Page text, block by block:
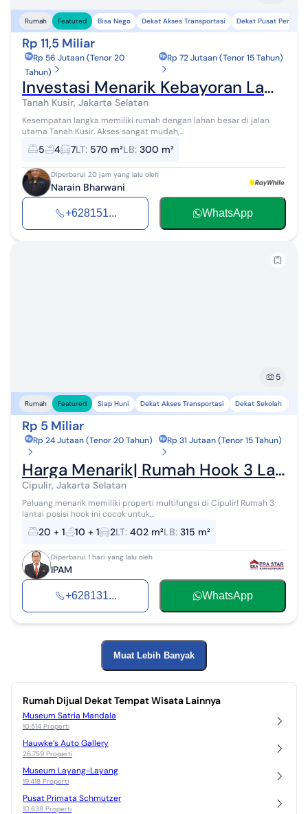
Rumah Featured Bisa Nego Dekat Akses Transportasi Dekat Pusat
Rp 11,5 Miliar
Rp 56 Jutaan (Tenor 20
Tahun)
Rp 72 Jutaan (Tenor 15 Tahun)
Investasi Menarik Kebayoran Lama, Cocok untuk Hunian/Usaha
Tanah Kusir, Jakarta Selatan
Kesempatan langka memiliki rumah dengan lahan besar di jalan
utama Tanah Kusir. Akses sangat mudah,...
5 4 7LT: 570 m²LB: 300 m²
Diperbarui 20 jam yang lalu oleh
Narain Bharwani
+628151... WhatsApp
5
Rumah Featured Siap Huni Dekat Akses Transportasi Dekat Sekolah
Rp 5 Miliar
Rp 24 Jutaan (Tenor 20 Tahun) Rp 31 Jutaan (Tenor 15 Tahun)
Harga Menarik| Rumah Hook 3 Lantai + Area Kost di Cipulir - 20 Kamar, Bangunan 2022, Potensi Income!
Cipulir, Jakarta Selatan
Peluang menarik memiliki properti multifungsi di Cipulir! Rumah 3
lantai posisi hook ini cocok untuk...
20 + 1 10 + 1 2LT: 402 m²LB: 315 m²
Diperbarui 1 hari yang lalu oleh
IPAM
+628131... WhatsApp
Muat Lebih Banyak
Rumah Dijual Dekat Tempat Wisata Lainnya
Museum Satria Mandala
10.514 Properti
Hauwke’s Auto Gallery
26.759 Properti
Museum Layang-Layang
19.418 Properti
Pusat Primata Schmutzer
10.638 Properti